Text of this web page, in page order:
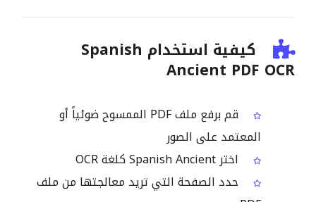
كيفية استخدام Spanish
Ancient PDF OCR
قم برفع ملف PDF الممسوح ضوئياً أو
المعتمد على الصور
اختر Spanish Ancient كلغة OCR
حدد الصفحة التي تريد معالجتها من ملف